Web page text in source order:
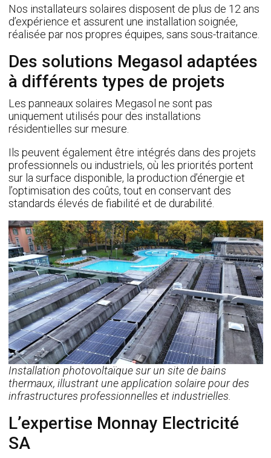
Nos installateurs solaires disposent de plus de 12 ans
d’expérience et assurent une installation soignée,
réalisée par nos propres équipes, sans sous-traitance.
Des solutions Megasol adaptées
à différents types de projets
Les panneaux solaires Megasol ne sont pas
uniquement utilisés pour des installations
résidentielles sur mesure.
Ils peuvent également être intégrés dans des projets
professionnels ou industriels, où les priorités portent
sur la surface disponible, la production d’énergie et
l’optimisation des coûts, tout en conservant des
standards élevés de fiabilité et de durabilité.
Installation photovoltaïque sur un site de bains
thermaux, illustrant une application solaire pour des
infrastructures professionnelles et industrielles.
L’expertise Monnay Electricité
SA